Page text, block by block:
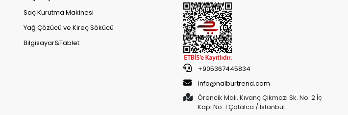
Saç Kurutma Makinesi
Yağ Çözücü ve Kireç Sökücü
Bilgisayar&Tablet
+905367445834
info@nalburtrend.com
Örencik Malı. Kıvanç Çıkmazı Sk. No: 2 İç
Kapı No: 1 Çatalca / İstanbul